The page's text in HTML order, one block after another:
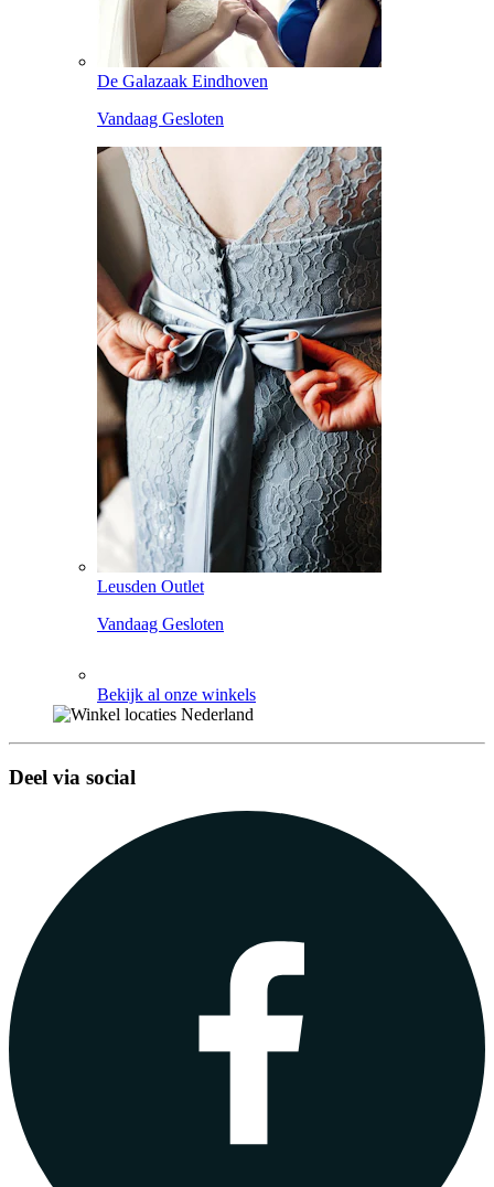
De Galazaak Eindhoven
Vandaag Gesloten
Leusden Outlet
Vandaag Gesloten
Bekijk al onze winkels
Deel via social